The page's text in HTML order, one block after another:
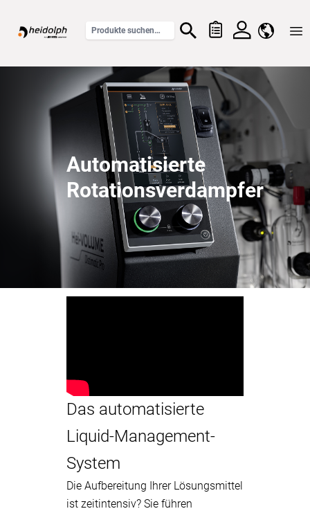
Automatisierte
Rotationsverdampfer
Das automatisierte
Liquid-Management-
System
Die Aufbereitung Ihrer Lösungsmittel
ist zeitintensiv? Sie führen